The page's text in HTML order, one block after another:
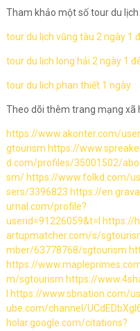
Tham khảo một số tour du
tour du lịch vũng tàu 2 ngày 1
tour du lịch long hải 2 ngày 1
tour du lịch phan thiết 1 ngày
Theo dõi thêm trang mạng xã
https://www.akonter.com/
gtourism https://
d.com/profiles/35001502/
sm/ https://www.folkd.com/
sers/3396823 https://
urnal.com/profile?
userid=91226059&t=I https://
artupmatcher.com/s/
mber/63778768/sgtourism
https://
m/sgtourism https://
https://www.sbnation.com/
ube.com/channel/
holar.google.com/citations?